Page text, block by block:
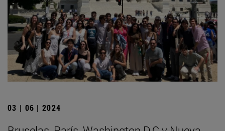
03 | 06 | 2024